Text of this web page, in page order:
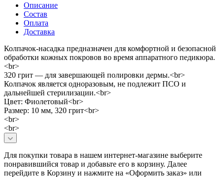
Описание
Состав
Оплата
Доставка
Колпачок-насадка предназначен для комфортной и безопасной
обработки кожных покровов во время аппаратного педикюра.
<br>
320 грит — для завершающей полировки дермы.<br>
Колпачок является одноразовым, не подлежит ПСО и
дальнейшей стерилизации.<br>
Цвет: Фиолетовый<br>
Размер: 10 мм, 320 грит<br>
<br>
<br>
Для покупки товара в нашем интернет-магазине выберите
понравившийся товар и добавьте его в корзину. Далее
перейдите в Корзину и нажмите на «Оформить заказ» или